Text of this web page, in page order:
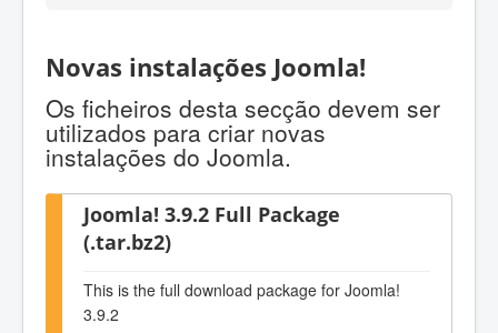
Novas instalações Joomla!
Os ficheiros desta secção devem ser
utilizados para criar novas
instalações do Joomla.
Joomla! 3.9.2 Full Package
(.tar.bz2)
This is the full download package for Joomla!
3.9.2